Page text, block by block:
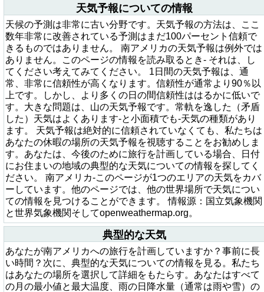
天気予報についての情報
天候の予測は非常に古い分野です。天気予報の方法は、ここ
数年非常に改善されている予測はまだ100パーセント信頼で
きるものではありません。 南アメリカの天気予報は例外では
ありません。このページの情報を読み取るとき- それは、し
てください考えてみてください。 1日間の天気予報は、通
常、非常に信頼性が高くなります。信頼性が通常より90％以
上です。しかし、より多くの日の間信頼性ははるかに低いで
す。大きな問題は、山の天気予報です。常軌を逸した（矛盾
した）天気はよくあります-と小面積でも-天気の種類があり
ます。 天気予報は絶対的に信頼されていなくても、私たちは
あなたの休暇の場所の天気予報を視聴することをお勧めしま
す。あなたは、今後のために旅行を計画している場合、日付
にお住まいの地域の典型的な天気についての情報を探してく
ださい。 南アメリカ-このページが1つのエリアの天気をカバ
ーしています。他のページでは、他の世界場所で天気につい
ての情報を見つけることができます。 情報源：国立気象機関
と世界気象機関そしてopenweathermap.org。
典型的な天気
あなたが南アメリカへの旅行を計画していますか？事前に長
い時間？次に、典型的な天気についての情報を見る。私たち
はあなたの場所を選択して詳細をもたらす。あなたはすべて
の月の最小値と最大温度、雨の日降水量（通常は雨や雪）の